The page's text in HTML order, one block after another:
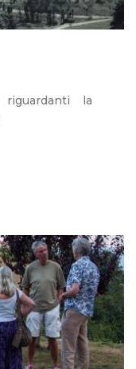
la